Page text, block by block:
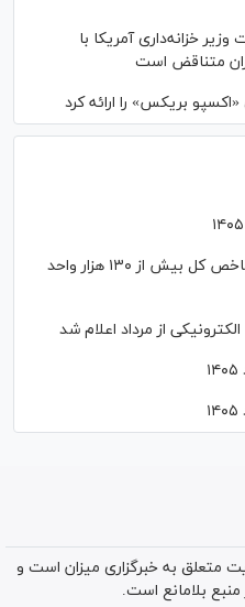
خزانه‌داری آمریکا با
متناقض است
«اکسپو بریکس» را ارائه کرد
تداوم روند صعودی بورس/ شاخص کل بیش از ۱۳۰ هزار واحد
از مرداد اعلام شد
متعلق به خبرگزاری میزان است و
منبع بلامانع است.